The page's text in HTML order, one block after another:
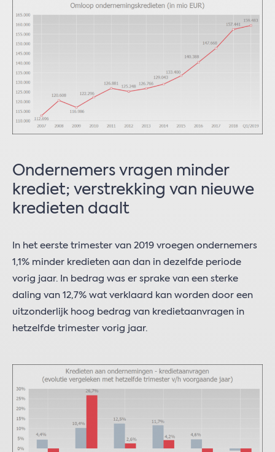
Ondernemers vragen minder
krediet; verstrekking van nieuwe
kredieten daalt
In het eerste trimester van 2019 vroegen ondernemers
1,1% minder kredieten aan dan in dezelfde periode
vorig jaar. In bedrag was er sprake van een sterke
daling van 12,7% wat verklaard kan worden door een
uitzonderlijk hoog bedrag van kredietaanvragen in
hetzelfde trimester vorig jaar.